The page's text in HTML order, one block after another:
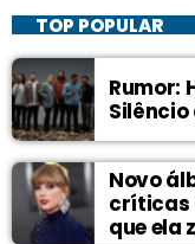
TOP POPULAR
Rumor:
Novo
críticas
que ela